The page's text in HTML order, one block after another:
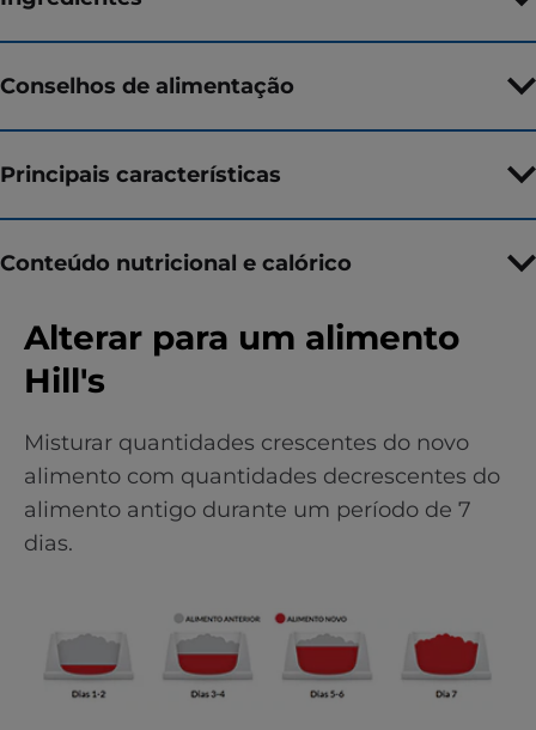
Conselhos de alimentação
Principais características
Conteúdo nutricional e calórico
Alterar para um alimento
Hill's
Misturar quantidades crescentes do novo
alimento com quantidades decrescentes do
alimento antigo durante um período de 7
dias.